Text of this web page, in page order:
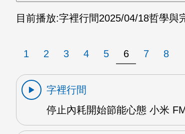
目前播放:字裡行間2025/04/18哲學與
1 2 3 4 5 6 7 8
字裡行間
停止內耗開始節能心態 小米